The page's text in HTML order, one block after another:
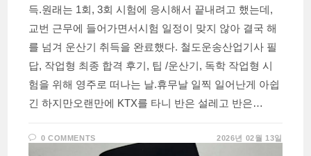
득.원래는 1회, 3회 시험에 응시해서 끝내려고 했는데,
교번 근무에 들어가면서시험 일정이 맞지 않아 결국 해
를 넘겨 운산기 취득을 완료했다. 철도운송산업기사 필
답, 작업형 최종 합격 후기, 팁 /운산기, 독학 작업형 시
험을 위해 영주로 떠나는 날.휴무날 일찍 일어난게 아쉽
긴 하지만오랜만에 KTX를 타니 반은 설레고 반은…
0 COMMENTS 2026년 02월 13일